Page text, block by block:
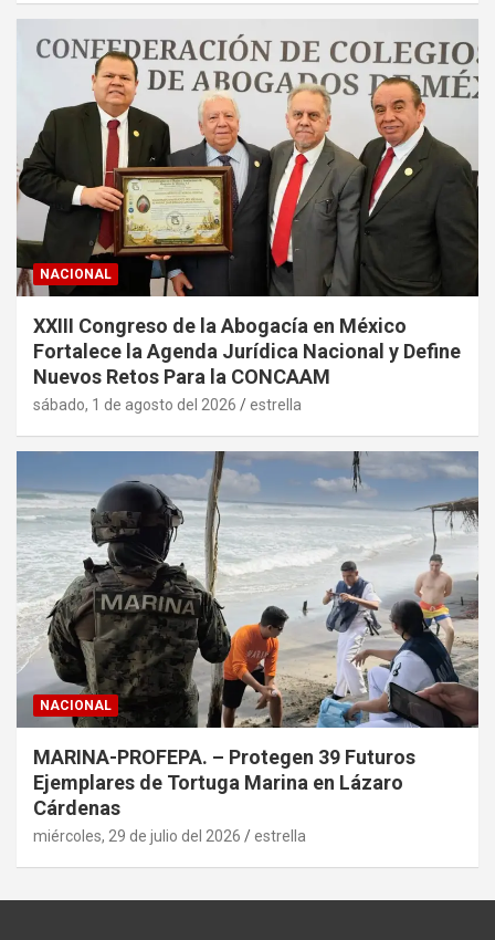
NACIONAL
XXIII Congreso de la Abogacía en México
Fortalece la Agenda Jurídica Nacional y Define
Nuevos Retos Para la CONCAAM
sábado, 1 de agosto del 2026 estrella
NACIONAL
MARINA-PROFEPA. – Protegen 39 Futuros
Ejemplares de Tortuga Marina en Lázaro
Cárdenas
miércoles, 29 de julio del 2026 estrella